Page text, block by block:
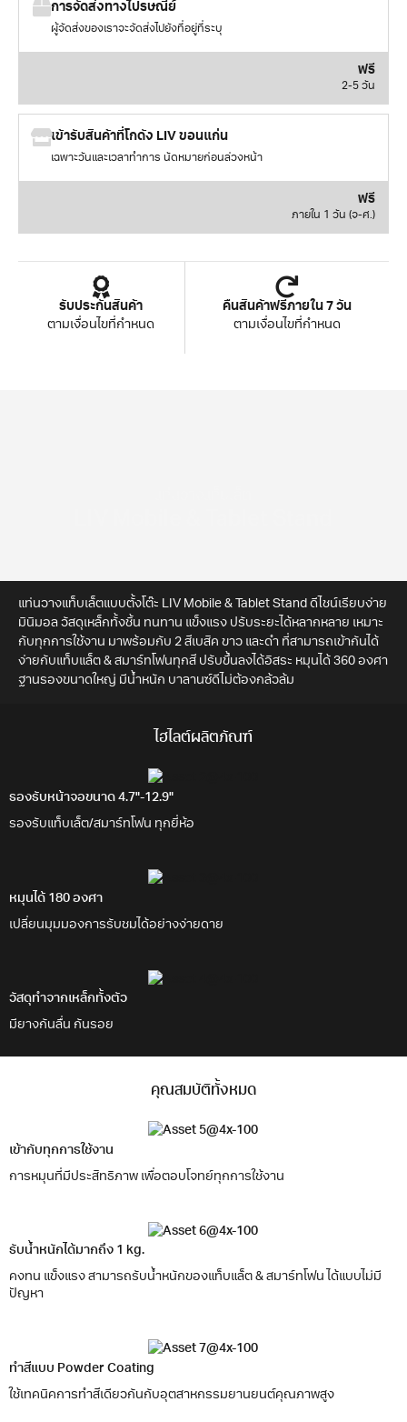
การจัดส่งทางไปรษณีย์
ผู้จัดส่งของเราจะจัดส่งไปยังที่อยู่ที่ระบุ
ฟรี
2-5 วัน
เข้ารับสินค้าที่โกดัง LIV ขอนแก่น
เฉพาะวันและเวลาทำการ นัดหมายก่อนล่วงหน้า
ฟรี
ภายใน 1 วัน (จ-ศ.)
รับประกันสินค้า
ตามเงื่อนไขที่กำหนด
คืนสินค้าฟรีภายใน 7 วัน
ตามเงื่อนไขที่กำหนด
แท่นวางแท็บเล็ตแบบตั้งโต๊ะ LIV Mobile & Tablet Stand ดีไชน์เรียบง่าย
มินิมอล วัสดุเหล็กทั้งชิ้น ทนทาน แข็งแรง ปรับระยะได้หลากหลาย เหมาะ
กับทุกการใช้งาน มาพร้อมกับ 2 สีเบสิค ขาว และดำ ที่สามารถเข้ากันได้
ง่ายกับแท็บแล็ต & สมาร์ทโฟนทุกสี ปรับขึ้นลงได้อิสระ หมุนได้ 360 องศา
ฐานรองขนาดใหญ่ มีน้ำหนัก บาลานซ์ดีไม่ต้องกล้วล้ม
ไฮไลต์ผลิตภัณฑ์
รองรับหน้าจอขนาด 4.7"-12.9"
รองรับแท็บเล็ต/สมาร์ทโฟน ทุกยี่ห้อ
หมุนได้ 180 องศา
เปลี่ยนมุมมองการรับชมได้อย่างง่ายดาย
วัสดุทำจากเหล็กทั้งตัว
มียางกันลื่น กันรอย
คุณสมบัติทั้งหมด
เข้ากับทุกการใช้งาน
การหมุนที่มีประสิทธิภาพ เพื่อตอบโจทย์ทุกการใช้งาน
รับน้ำหนักได้มากถึง 1 kg.
คงทน แข็งแรง สามารถรับน้ำหนักของแท็บแล็ต & สมาร์ทโฟน ได้แบบไม่มี
ปัญหา
ทำสีแบบ Powder Coating
ใช้เทคนิคการทำสีเดียวกันกับอุตสาหกรรมยานยนต์คุณภาพสูง